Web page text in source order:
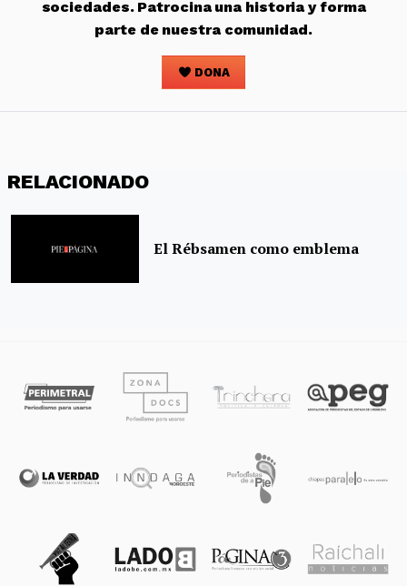
sociedades. Patrocina una historia y forma
parte de nuestra comunidad.
DONA
RELACIONADO
El Rébsamen como emblema